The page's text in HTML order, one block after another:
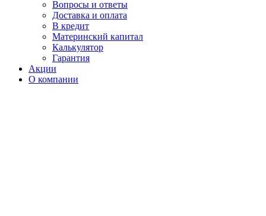
Вопросы и ответы
Доставка и оплата
В кредит
Материнский капитал
Калькулятор
Гарантия
Акции
О компании